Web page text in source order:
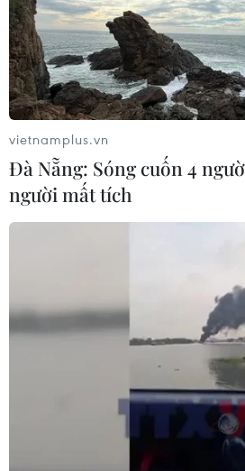
vietnamplus.vn
Đà Nẵng: Sóng cuốn 4
người mất tích